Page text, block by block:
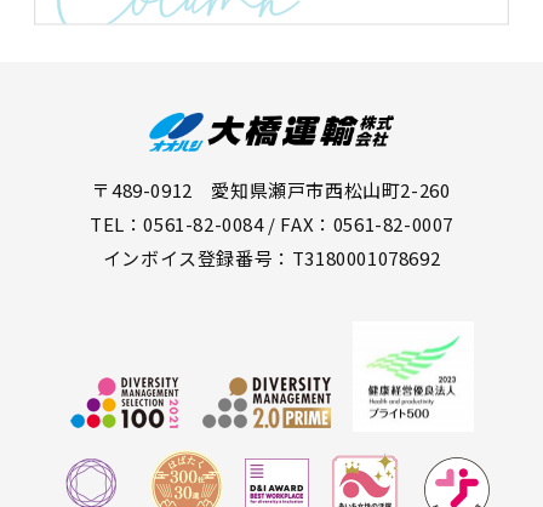
〒489-0912 愛知県瀬戸市西松山町2-260
TEL：0561-82-0084 / FAX：0561-82-0007
インボイス登録番号：T3180001078692